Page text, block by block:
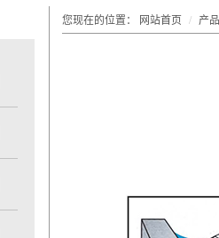
您现在的位置： 网站首页 产